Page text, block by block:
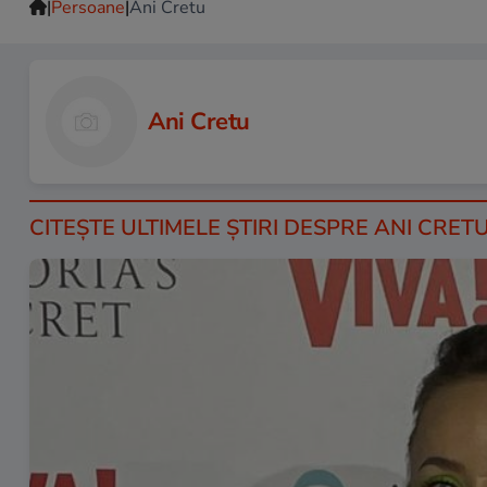
|Persoane|Ani Cretu
Ani Cretu
CITEŞTE ULTIMELE ŞTIRI DESPRE ANI